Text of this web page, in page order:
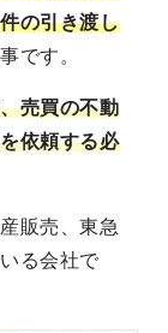
の引き渡し
です。
売買の不動
依頼する必
販売、東急
る会社で